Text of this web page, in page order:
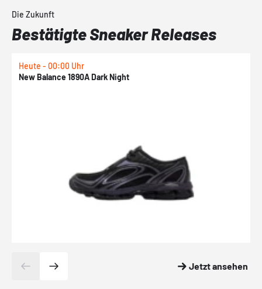
Die Zukunft
Bestätigte Sneaker Releases
Heute - 00:00 Uhr
New Balance 1890A Dark Night
Jetzt ansehen